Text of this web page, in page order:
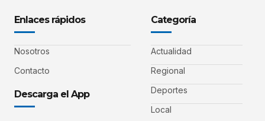
Enlaces rápidos
Nosotros
Contacto
Descarga el App
Categoría
Actualidad
Regional
Deportes
Local